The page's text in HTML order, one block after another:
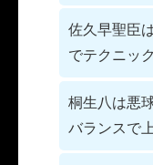
佐久早聖臣
でテクニッ
桐生八は悪
バランスで